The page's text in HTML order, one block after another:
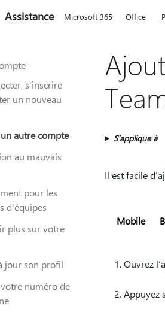
Assistance Microsoft 365 Office
s’inscrire
un nouveau
autre compte
au mauvais
pour les
d'équipes
plus sur votre
jour son profil
numéro de
S’applique à
Il est facile
Mobile
Ouvrez
Appuyez